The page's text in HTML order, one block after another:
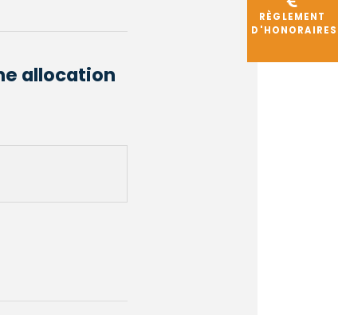
RÈGLEMENT
D'HONORAIRES
allocation